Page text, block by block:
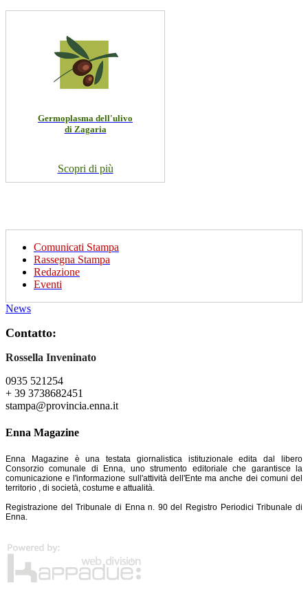
Germoplasma dell'ulivo
di Zagaria
Scopri di più
Comunicati Stampa
Rassegna Stampa
Redazione
Eventi
News
Contatto:
Rossella Inveninato
0935 521254
+ 39 3738682451
stampa@provincia.enna.it
Enna Magazine
Enna Magazine è una testata giornalistica istituzionale edita dal libero
Consorzio comunale di Enna, uno strumento editoriale che garantisce la
comunicazione e l'informazione sull'attività dell'Ente ma anche dei comuni del
territorio , di società, costume e attualità.
Registrazione del Tribunale di Enna n. 90 del Registro Periodici Tribunale di
Enna.